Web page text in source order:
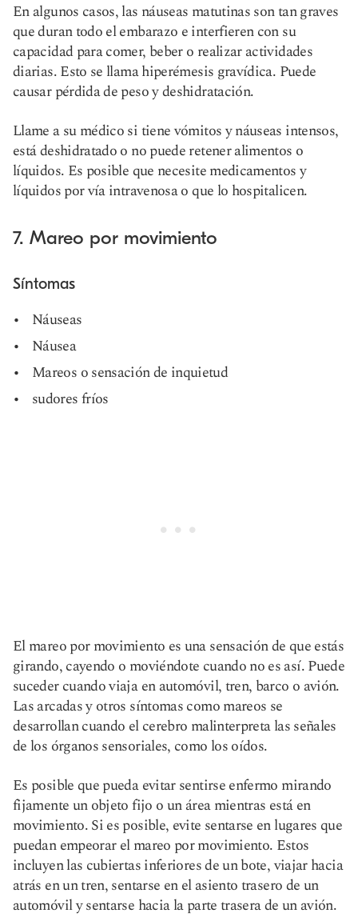
En algunos casos, las náuseas matutinas son tan graves
que duran todo el embarazo e interfieren con su
capacidad para comer, beber o realizar actividades
diarias. Esto se llama hiperémesis gravídica. Puede
causar pérdida de peso y deshidratación.
Llame a su médico si tiene vómitos y náuseas intensos,
está deshidratado o no puede retener alimentos o
líquidos. Es posible que necesite medicamentos y
líquidos por vía intravenosa o que lo hospitalicen.
7. Mareo por movimiento
Síntomas
Náuseas
Náusea
Mareos o sensación de inquietud
sudores fríos
El mareo por movimiento es una sensación de que estás
girando, cayendo o moviéndote cuando no es así. Puede
suceder cuando viaja en automóvil, tren, barco o avión.
Las arcadas y otros síntomas como mareos se
desarrollan cuando el cerebro malinterpreta las señales
de los órganos sensoriales, como los oídos.
Es posible que pueda evitar sentirse enfermo mirando
fijamente un objeto fijo o un área mientras está en
movimiento. Si es posible, evite sentarse en lugares que
puedan empeorar el mareo por movimiento. Estos
incluyen las cubiertas inferiores de un bote, viajar hacia
atrás en un tren, sentarse en el asiento trasero de un
automóvil y sentarse hacia la parte trasera de un avión.